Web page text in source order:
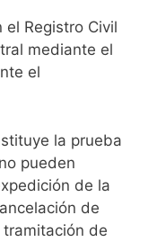
Registro Civil
mediante el
el
la prueba
pueden
de la
de
de